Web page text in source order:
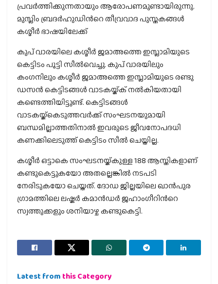
പ്രവര്‍ത്തിക്കുന്നതായും ആരോപണമുണ്ടായിരുന്നു.
മുസ്ലിം ബ്രദര്‍ഹുഡിന്‍റെ തീവ്രവാദ പുസ്തകങ്ങള്‍
കശ്മീര്‍ ഭാഷയിലേക്ക്
കുപ് വാരയിലെ കശ്മീര്‍ ജമാഅത്തെ ഇസ്ലാമിയുടെ
കെട്ടിടം പൂട്ടി സീല്‍വെച്ചു. കുപ് വാരയിലും
കംഗനിലും കശ്മീര്‍ ജമാഅത്തെ ഇസ്ലാമിയുടെ രണ്ടു
ഡസന്‍ കെട്ടിടങ്ങള്‍ വാടകയ്ക്ക് നല്‍കിയതായി
കണ്ടെത്തിയിട്ടുണ്ട്. കെട്ടിടങ്ങള്‍
വാടകയ്ക്കെടുത്തവര്‍ക്ക് സംഘടനയുമായി
ബന്ധമില്ലാത്തതിനാല്‍ ഇവരുടെ ജീവനോപദധി
കണക്കിലെടുത്ത് കെട്ടിടം സീല്‍ ചെയ്തില്ല.
കശ്മീര്‍ ഒട്ടാകെ സംഘടനയ്ക്കുള്ള 188 ആസ്തികളാണ്
കണ്ടുകെട്ടുകയോ അതല്ലെങ്കില്‍ നടപടി
നേരിടുകയോ ചെയ്തത്. ദോഡ ജില്ലയിലെ ഖാന്‍പുര
ഗ്രാമത്തിലെ ലഷ്കര്‍ കമാന്‍ഡര്‍ ജഹാംഗീറിന്‍റെ
സ്വത്തുക്കളും ശനിയാഴ്ച കണ്ടുകെട്ടി.
Latest from this Category